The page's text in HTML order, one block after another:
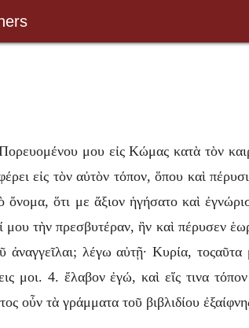
μου εἰς Κώμας κατὰ τὸν
εἰς τὸν αὐτὸν τόπον, ὅπου καὶ
ὄνομα, ὅτι με ἄξιον ἡγήσατο καὶ
μου τὴν πρεσβυτέραν, ἣν καὶ πέρυσεν
ἀναγγεῖλαι; λέγω αὐτῇ· Κυρία,
μοι. 4. ἔλαβον ἐγώ, καὶ εἴς τινα
οὖν τὰ γράμματα τοῦ βιβλιδίου